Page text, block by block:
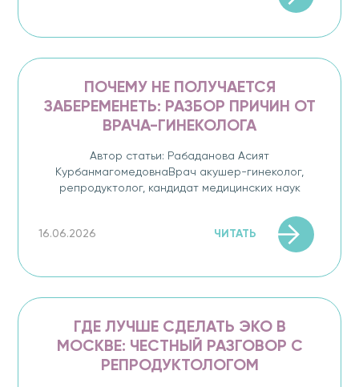
ПОЧЕМУ НЕ ПОЛУЧАЕТСЯ
ЗАБЕРЕМЕНЕТЬ: РАЗБОР ПРИЧИН ОТ
ВРАЧА-ГИНЕКОЛОГА
Автор статьи: Рабаданова Асият
КурбанмагомедовнаВрач акушер-гинеколог,
репродуктолог, кандидат медицинских наук
16.06.2026 ЧИТАТЬ
ГДЕ ЛУЧШЕ СДЕЛАТЬ ЭКО В
МОСКВЕ: ЧЕСТНЫЙ РАЗГОВОР С
РЕПРОДУКТОЛОГОМ